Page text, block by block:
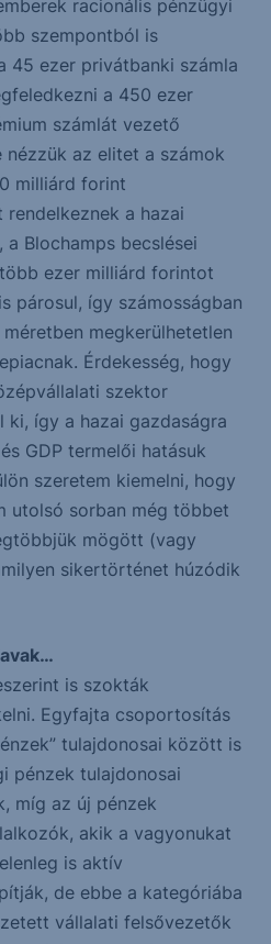
racionális pénzügyi
szempontból is
45 ezer privátbanki számla
a 450 ezer
számlát vezető
az elitet a számok
milliárd forint
a hazai
Blochamps becslései
ezer milliárd forintot
párosul, így számosságban
megkerülhetetlen
Érdekesség, hogy
szektor
így a hazai gazdaságra
GDP termelői hatásuk
szeretem kiemelni, hogy
utolsó sorban még többet
mögött (vagy
sikertörténet húzódik
is szokták
Egyfajta csoportosítás
tulajdonosai között is
pénzek tulajdonosai
míg az új pénzek
akik a vagyonukat
is aktív
de ebbe a kategóriába
vállalati felsővezetők